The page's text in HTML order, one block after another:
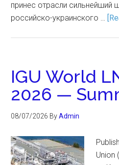
принес отрасли сильнейший
российско-украинского …
IGU World
2026 —
08/07/2026 ByAdmin
Union